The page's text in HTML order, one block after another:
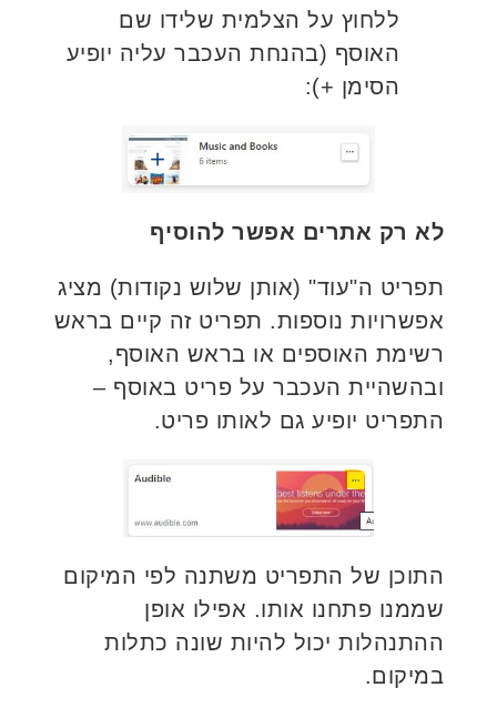
ללחוץ על הצלמית שלידו שם
האוסף (בהנחת העכבר עליה יופיע
הסימן +):
לא רק אתרים אפשר להוסיף
תפריט ה"עוד" (אותן שלוש נקודות) מציג
אפשרויות נוספות. תפריט זה קיים בראש
רשימת האוספים או בראש האוסף,
ובהשהיית העכבר על פריט באוסף –
התפריט יופיע גם לאותו פריט.
התוכן של התפריט משתנה לפי המיקום
שממנו פתחנו אותו. אפילו אופן
ההתנהלות יכול להיות שונה כתלות
במיקום.